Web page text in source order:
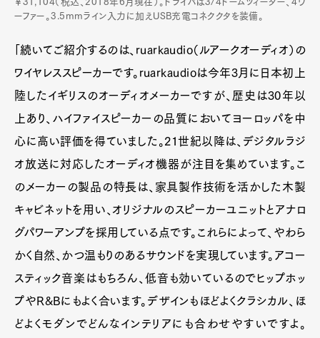
￥31,104（税込、2018年6月現在）。ドライバは3/4ドームツィーター、4ウ
ーファー。3.5mmライン入力に加えUSB充電コネククタを装備。
「続いてご紹介するのは、ruarkaudio（ルアークオーディオ）️の
ワイヤレススピーカーです。ruarkaudioは今年3月に日本初上
陸したイギリスのオーディオメーカーですが、歴史は30年以
上あり、ハイファイスピーカーの品質においてヨーロッパを中
心に高い評価を得ていました。21世紀以降は、デジタルラジ
オ放送に対応したオーディオ機器が注目を集めています。こ
のメーカーの製品の特長は、家具製作技術を活かした木製
キャビネットを用い、オリジナルのスピーカーユニットとアナロ
グパワーアンプを採用している点です。これらによって、やわら
かく自然、かつ温もりのあるサウンドを実現しています。アコー
スティック音楽はもちろん、低音も効いているのでヒップホッ
プやR&Bにもよく合います。デザインもほどよくクラシカル、ほ
どよくモダンでどんなインテリアにも合わせやすいですよ。